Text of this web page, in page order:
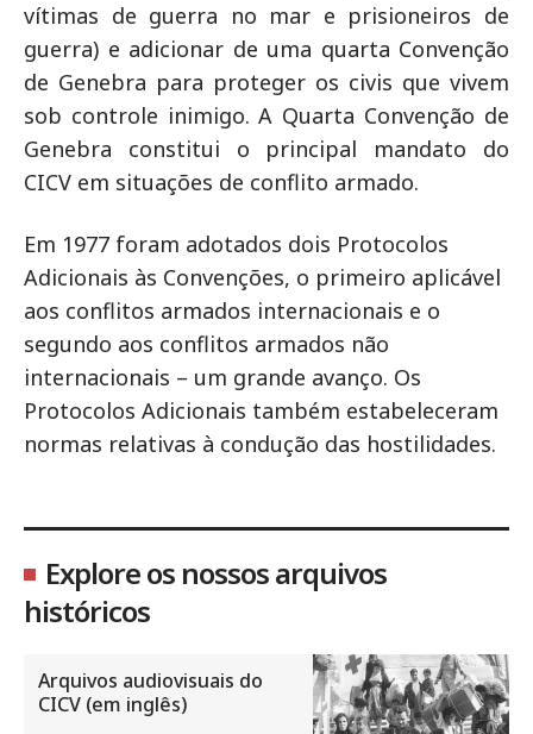
vítimas de guerra no mar e prisioneiros de
guerra) e adicionar de uma quarta Convenção
de Genebra para proteger os civis que vivem
sob controle inimigo. A Quarta Convenção de
Genebra constitui o principal mandato do
CICV em situações de conflito armado.
Em 1977 foram adotados dois Protocolos
Adicionais às Convenções, o primeiro aplicável
aos conflitos armados internacionais e o
segundo aos conflitos armados não
internacionais – um grande avanço. Os
Protocolos Adicionais também estabeleceram
normas relativas à condução das hostilidades.
Explore os nossos arquivos
históricos
Arquivos audiovisuais do
CICV (em inglês)